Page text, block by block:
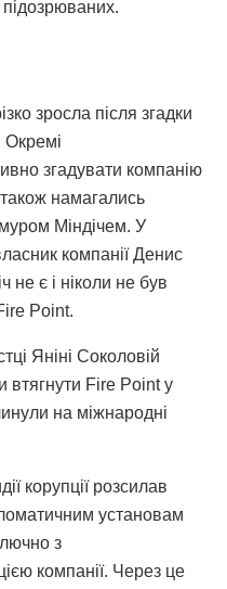
зросла після згадки
Окремі
згадувати компанію
намагались
Міндічем. У
компанії Денис
не є і ніколи не був
Point.
Яніні Соколовій
втягнути Fire Point у
на міжнародні
корупції розсилав
установам
з
компанії. Через це